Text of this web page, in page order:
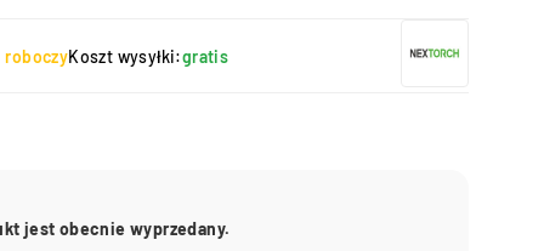
roboczyKoszt wysyłki:gratis
jest obecnie wyprzedany.